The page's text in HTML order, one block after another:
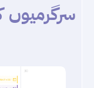
سرگرمیوں